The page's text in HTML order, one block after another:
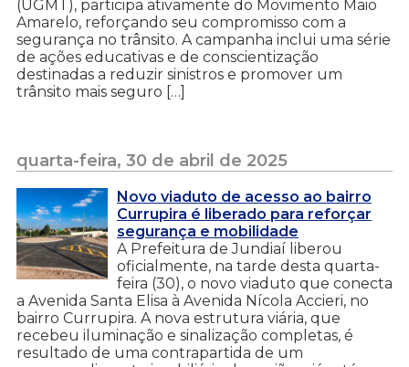
(UGMT), participa ativamente do Movimento Maio
Amarelo, reforçando seu compromisso com a
segurança no trânsito. A campanha inclui uma série
de ações educativas e de conscientização
destinadas a reduzir sinistros e promover um
trânsito mais seguro […]
quarta-feira, 30 de abril de 2025
Novo viaduto de acesso ao bairro
Currupira é liberado para reforçar
segurança e mobilidade
A Prefeitura de Jundiaí liberou
oficialmente, na tarde desta quarta-
feira (30), o novo viaduto que conecta
a Avenida Santa Elisa à Avenida Nícola Accieri, no
bairro Currupira. A nova estrutura viária, que
recebeu iluminação e sinalização completas, é
resultado de uma contrapartida de um